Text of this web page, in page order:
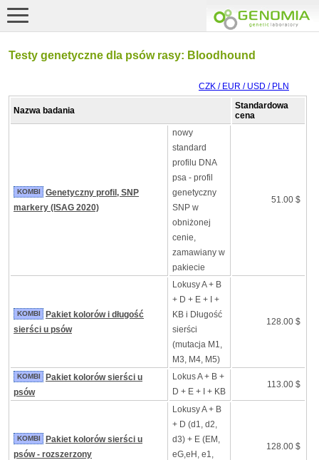
Testy genetyczne dla psów rasy: Bloodhound
CZK / EUR / USD / PLN
Nazwa badania
Standardowa
cena
KOMBI
Genetyczny profil, SNP
markery (ISAG 2020)
nowy
standard
profilu DNA
psa - profil
genetyczny
SNP w
obniżonej
cenie,
zamawiany w
pakiecie
51.00 $
KOMBI
Pakiet kolorów i długość
sierści u psów
Lokusy A + B
+ D + E + I +
KB i Długość
sierści
(mutacja M1,
M3, M4, M5)
128.00 $
KOMBI
Pakiet kolorów sierści u
psów
Lokus A + B +
D + E + I + KB
113.00 $
KOMBI
Pakiet kolorów sierści u
psów - rozszerzony
Lokusy A + B
+ D (d1, d2,
d3) + E (EM,
eG,eH, e1,
128.00 $